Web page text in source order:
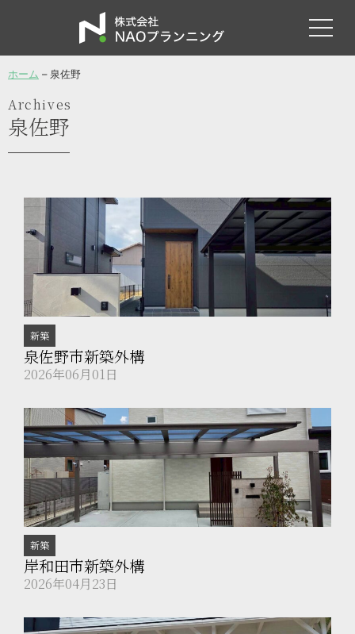
ホーム –泉佐野
Archives
泉佐野
新築
泉佐野市新築外構
2026年06月01日
新築
岸和田市新築外構
2026年04月23日